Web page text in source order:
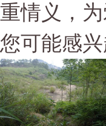
重情义，
您可能感兴